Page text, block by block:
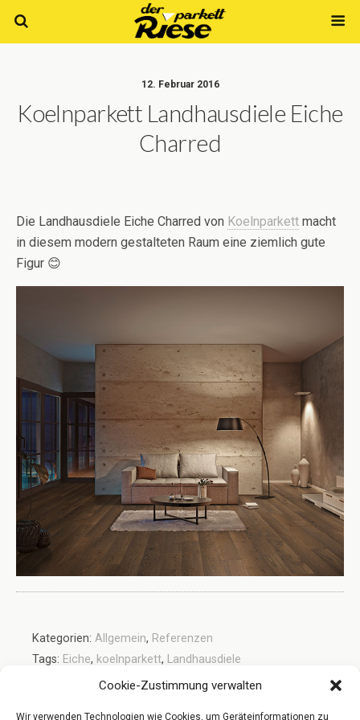
Cookie-Zustimmung verwalten
Wir verwenden Technologien wie Cookies, um Geräteinformationen zu
12. Februar 2016
Koelnparkett ‪Landhausdiele‬ Eiche
Charred
Die Landhausdiele‬ Eiche Charred von Koelnparkett‬ macht
in diesem modern‬ gestalteten Raum‬ eine ziemlich gute
Figur 😊
Kategorien: Allgemein, Referenzen
Tags: Eiche, koelnparkett, Landhausdiele